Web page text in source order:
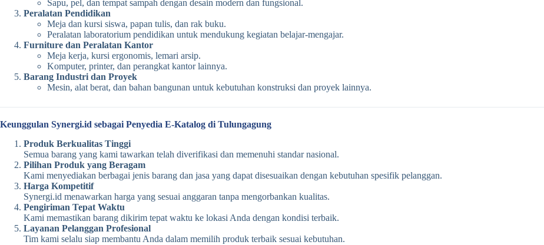
Sapu, pel, dan tempat sampah dengan desain modern dan fungsional.
Peralatan Pendidikan
Meja dan kursi siswa, papan tulis, dan rak buku.
Peralatan laboratorium pendidikan untuk mendukung kegiatan belajar-mengajar.
Furniture dan Peralatan Kantor
Meja kerja, kursi ergonomis, lemari arsip.
Komputer, printer, dan perangkat kantor lainnya.
Barang Industri dan Proyek
Mesin, alat berat, dan bahan bangunan untuk kebutuhan konstruksi dan proyek lainnya.
Keunggulan Synergi.id sebagai Penyedia E-Katalog di Tulungagung
Produk Berkualitas Tinggi
Semua barang yang kami tawarkan telah diverifikasi dan memenuhi standar nasional.
Pilihan Produk yang Beragam
Kami menyediakan berbagai jenis barang dan jasa yang dapat disesuaikan dengan kebutuhan spesifik pelanggan.
Harga Kompetitif
Synergi.id menawarkan harga yang sesuai anggaran tanpa mengorbankan kualitas.
Pengiriman Tepat Waktu
Kami memastikan barang dikirim tepat waktu ke lokasi Anda dengan kondisi terbaik.
Layanan Pelanggan Profesional
Tim kami selalu siap membantu Anda dalam memilih produk terbaik sesuai kebutuhan.